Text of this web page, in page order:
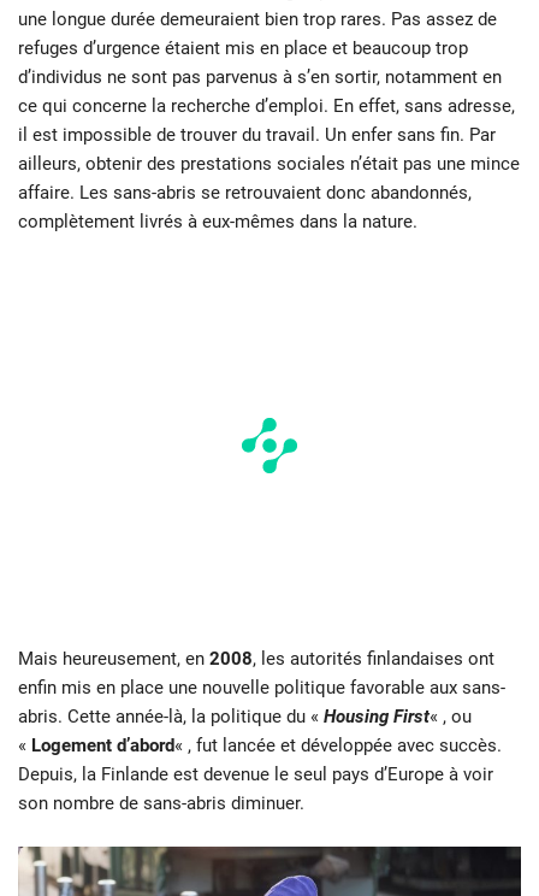
une longue durée demeuraient bien trop rares. Pas assez de
refuges d’urgence étaient mis en place et beaucoup trop
d’individus ne sont pas parvenus à s’en sortir, notamment en
ce qui concerne la recherche d’emploi. En effet, sans adresse,
il est impossible de trouver du travail. Un enfer sans fin. Par
ailleurs, obtenir des prestations sociales n’était pas une mince
affaire. Les sans-abris se retrouvaient donc abandonnés,
complètement livrés à eux-mêmes dans la nature.
Mais heureusement, en 2008, les autorités finlandaises ont
enfin mis en place une nouvelle politique favorable aux sans-
abris. Cette année-là, la politique du « Housing First« , ou
« Logement d’abord« , fut lancée et développée avec succès.
Depuis, la Finlande est devenue le seul pays d’Europe à voir
son nombre de sans-abris diminuer.